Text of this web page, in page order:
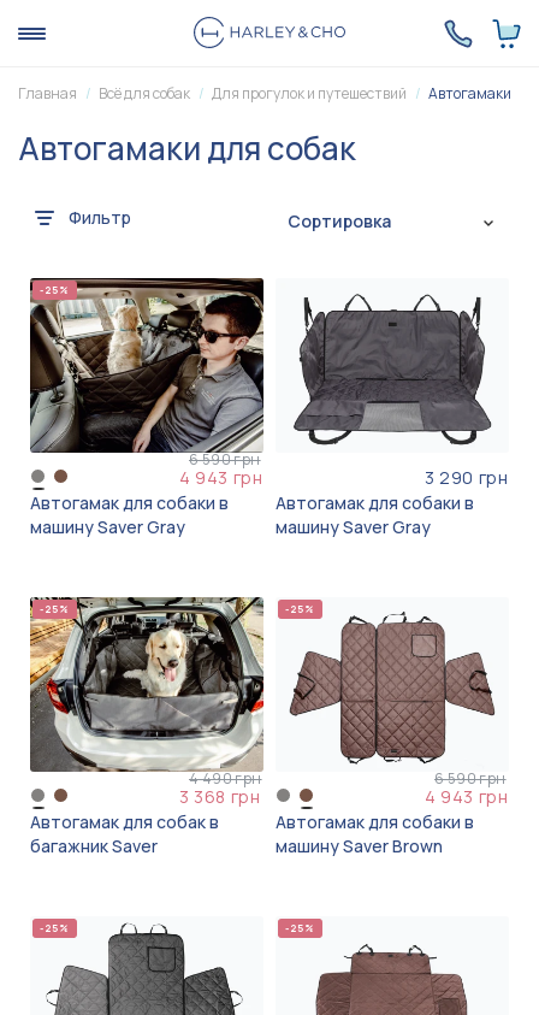
Главная Всё для собак Для прогулок и путешествий Автогамаки
Автогамаки для собак
Фильтр Сортировка
-25%
6 590 грн
4 943 грн
Автогамак для собаки в
машину Saver Gray
3 290 грн
Автогамак для собаки в
машину Saver Gray
-25%
4 490 грн
3 368 грн
Автогамак для собак в
багажник Saver
-25%
6 590 грн
4 943 грн
Автогамак для собаки в
машину Saver Brown
-25% -25%